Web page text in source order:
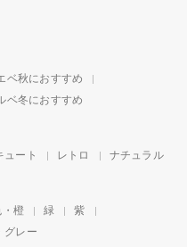
ベ秋におすすめ
ベ冬におすすめ
ュート レトロ ナチュラル
・橙 緑
紫
グレー